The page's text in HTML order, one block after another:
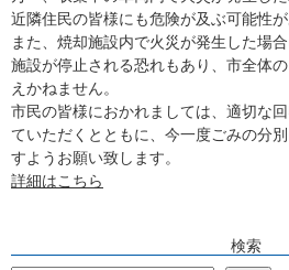
近隣住民の皆様にも危険が及ぶ可能性が
また、焼却施設内で火災が発生した場
施設が停止される恐れもあり、市全体
えかねません。
市民の皆様におかれましては、適切な
ていただくとともに、今一度ごみの分
すようお願い致します。
詳細はこちら
検索